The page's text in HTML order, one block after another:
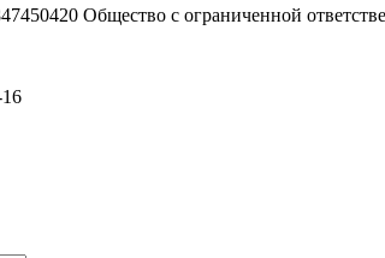
Общество с ограниченной